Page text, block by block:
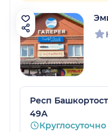
Респ
49А
Круглосуточно